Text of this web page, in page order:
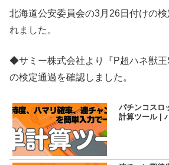
北海道公安委員会の3月26日付けの
れました。
◆サミー株式会社より『P超ハネ獣王
の検定通過を確認しました。
パチンコスロ
計算ツール |